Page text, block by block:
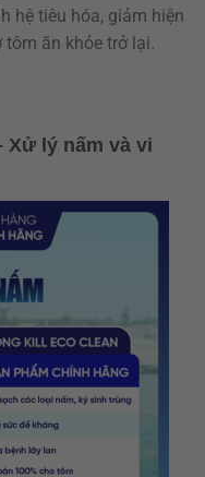
hệ tiêu hóa, giảm hiện
ăn khỏe trở lại.
Xử lý nấm và vi